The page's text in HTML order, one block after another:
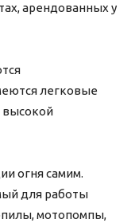
арендованных у
легковые
высокой
огня самим.
для работы
мотопомпы,